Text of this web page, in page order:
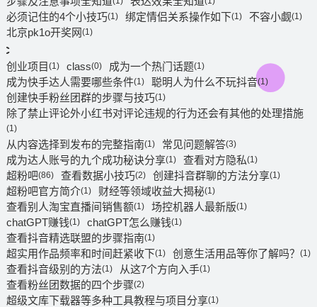
必须记住的4个小技巧(1) 绑定情侣关系操作如下(1) 不容小觑(1)
北京pk1o开奖网(1)
c
创业项目 (1) class(0) 成为一个热门话题(1)
成为快手达人需要哪些条件(1) 聪明人为什么不玩抖音(1)
创建快手粉丝团群的步骤与技巧(1)
除了禁止评论外小红书对评论违规的行为还会有其他的处理措施
(1)
从内容选择到发布的完整指南(1) 常见问题解答(3)
成为达人账号的九个成功秘诀分享(1) 查看对方隐私(1)
超粉吧(86) 查看数据小技巧(2) 创建抖音群聊的方法分享(1)
超粉吧官方简介(1) 财经等领域收益大揭秘(1)
查看别人淘宝直播间销售额(1) 场控机器人最新版(1)
chatGPT赚钱(1) chatGPT怎么赚钱(1)
查看抖音精选联盟的步骤指南(1)
超实用作品频率和时间赶紧收下(1) 创意生活用品等你了解吗？ (1)
查看抖音级别的方法(1) 从这7个方向入手(1)
查看粉丝团数据的四个步骤(2)
超级文库下载器等多种工具教程与项目分享(1)